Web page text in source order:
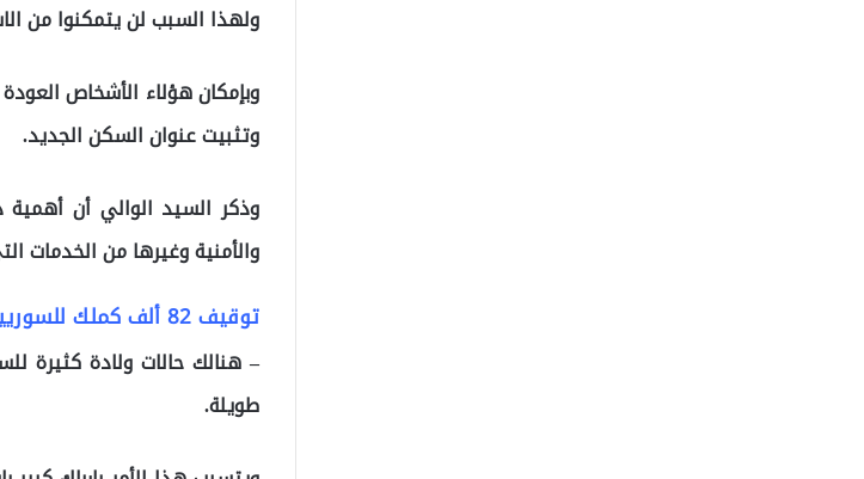
ولهذا السبب لن يتمكنوا من
وبإمكان هؤلاء الأشخاص
وتثبيت عنوان السكن الجديد.
وذكر السيد الوالي أن
والأمنية وغيرها من الخدمات
توقيف 82 ألف كملك للسوريين في إسطنيول المسار الثاني: المسار الطبي
– هنالك حالات ولادة كثيرة
طويلة.